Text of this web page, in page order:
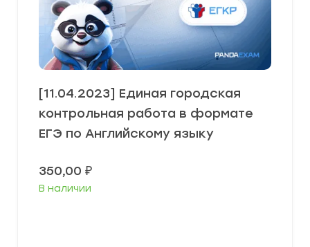
[11.04.2023] Единая городская
контрольная работа в формате
ЕГЭ по Английскому языку
350,00 ₽
В наличии